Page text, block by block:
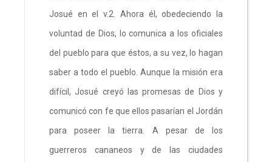
Josué en el v.2. Ahora él, obedeciendo la
voluntad de Dios, lo comunica a los oficiales
del pueblo para que éstos, a su vez, lo hagan
saber a todo el pueblo. Aunque la misión era
difícil, Josué creyó las promesas de Dios y
comunicó con fe que ellos pasarían el Jordán
para poseer la tierra. A pesar de los
guerreros cananeos y de las ciudades